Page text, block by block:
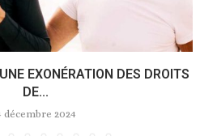
EXONÉRATION DES DROITS
DE...
décembre 2024